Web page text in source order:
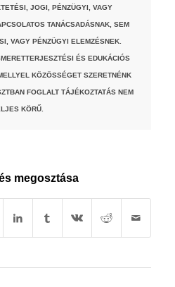
JOGI, PÉNZÜGYI, VAGY
TANÁCSADÁSNAK, SEM
VAGY PÉNZÜGYI ELEMZÉSNEK.
ÉS EDUKÁCIÓS
KÖZÖSSÉGET SZERETNÉNK
FOGLALT TÁJÉKOZTATÁS NEM
KÖRŰ.
megosztása